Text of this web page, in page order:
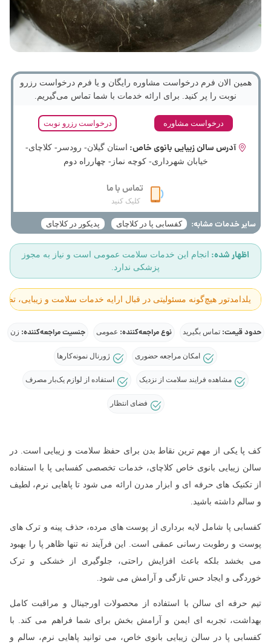
همین الان فرم درخواست مشاوره رایگان و یا فرم درخواست رزرو
نوبت را پر کنید. برای ارائه خدمات با شما تماس می‌گیریم.
درخواست مشاوره درخواست رزرو نوبت
آدرس سالن زیبایی بانوی خاص: استان گیلان- رودسر- کلاچای-
خیابان شهرداری- کوچه نماز- چهارراه دوم
تماس با ما
کلیک کنید
سایر خدمات مشابه: کفسابی پا در کلاچای پدیکور در کلاچای
اظهار شده: انجام این خدمات سلامت عمومی است و نیاز به مجوز
پزشکی ندارد.
یلدامدتور هیچ‌گونه مسئولیتی در قبال ارایه خدمات سلامت و
حدود قیمت:تماس بگیرید نوع مراجعه‌کننده: عمومی جنسیت مراجعه‌کننده: زن
امکان مراجعه حضوری ژورنال نمونه‌کارها
مشاهده فرایند سلامت از نزدیک استفاده از لوازم یک‌بار مصرف
فضای انتظار
کف پا یکی از مهم ترین نقاط بدن برای حفظ سلامت و زیبایی است. در
سالن زیبایی بانوی خاص کلاچای، خدمات تخصصی کفسابی پا با استفاده
از تکنیک های حرفه ای و ابزار مدرن ارائه می شود تا پاهایی نرم، لطیف
و سالم داشته باشید.
کفسابی پا شامل لایه برداری از پوست های مرده، حذف پینه و ترک های
پوست و رطوبت رسانی عمقی است. این فرآیند نه تنها ظاهر پا را بهبود
می بخشد بلکه باعث افزایش راحتی، جلوگیری از خشکی و ترک
خوردگی و ایجاد حس تازگی و آرامش می شود.
تیم حرفه ای سالن با استفاده از محصولات اورجینال و مراقبت کامل
بهداشت، تجربه ای ایمن و آرامش بخش برای شما فراهم می کند. با
کفسابی پا در سالن زیبایی بانوی خاص، می توانید پاهایی نرم، سالم و